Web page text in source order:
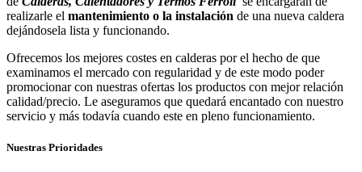
realizarle el mantenimiento o la instalación de una nueva caldera
dejándosela lista y funcionando.
Ofrecemos los mejores costes en calderas por el hecho de que
examinamos el mercado con regularidad y de este modo poder
promocionar con nuestras ofertas los productos con mejor relación
calidad/precio. Le aseguramos que quedará encantado con nuestro
servicio y más todavía cuando este en pleno funcionamiento.
Nuestras Prioridades